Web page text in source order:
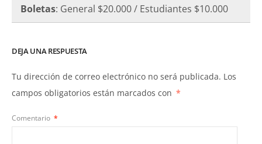
Boletas: General $20.000 / Estudiantes $10.000
DEJA UNA RESPUESTA
Tu dirección de correo electrónico no será publicada. Los
campos obligatorios están marcados con *
Comentario *